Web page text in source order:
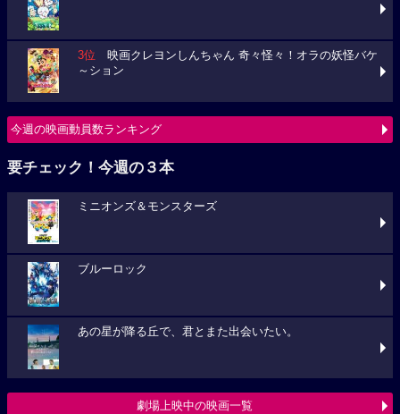
3位 映画クレヨンしんちゃん 奇々怪々！オラの妖怪バケ
～ション
今週の映画動員数ランキング
要チェック！今週の３本
ミニオンズ＆モンスターズ
ブルーロック
あの星が降る丘で、君とまた出会いたい。
劇場上映中の映画一覧